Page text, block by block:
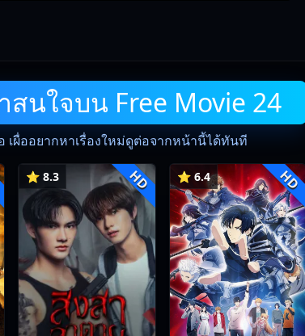
นใจบน Free Movie 24
เผื่ออยากหาเรื่องใหม่ดูต่อจากหน้านี้ได้ทันที
⭐ 8.3 HD ⭐ 6.4 HD